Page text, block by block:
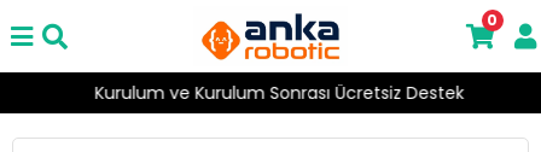
Kurulum ve Kurulum Sonrası Ücretsiz Destek
0